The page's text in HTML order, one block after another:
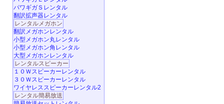
パワギガＳレンタル
翻訳拡声器レンタル
レンタルメガホン
翻訳メガホンレンタル
小型メガホン丸レンタル
小型メガホン角レンタル
大型メガホンレンタル
レンタルスピーカー
１０Ｗスピーカーレンタル
３０Ｗスピーカーレンタル
ワイヤレススピーカーレンタル2
レンタル簡易放送